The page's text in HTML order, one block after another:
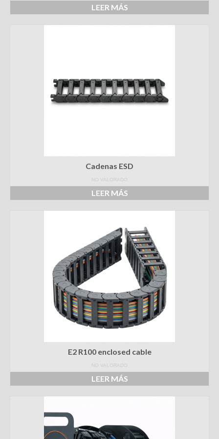
Grúas
Máquina herramienta
Todas las industrias
EVENTOS
LEER MÁS
Cadenas ESD
NO VALORADO
LEER MÁS
E2 R100 enclosed cable
NO VALORADO
LEER MÁS